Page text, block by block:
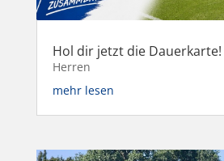
Hol dir jetzt die Dauerkarte!
Herren
mehr lesen